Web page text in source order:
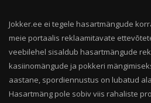
Jokker.ee ei tegele hasartmängude
meie portaalis reklaamitavate
veebilehel sisaldub hasartmängude
kasiinomängude ja pokkeri
aastane, spordiennustus on lubatud
Hasartmäng pole sobiv viis rahaliste